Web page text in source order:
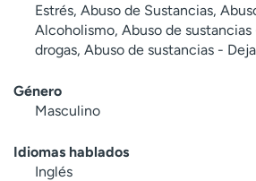
Estrés, Abuso de Sustancias,
Alcoholismo, Abuso de
drogas, Abuso de sustancias -
Género
Masculino
Idiomas hablados
Inglés